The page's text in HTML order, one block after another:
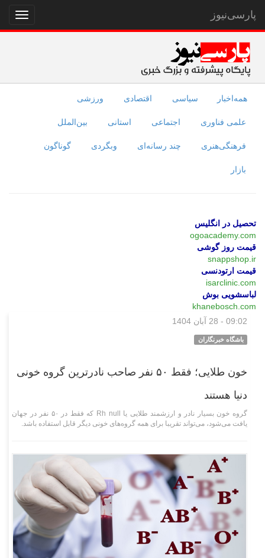
نمایش
منو
پارسی‌نیوز
همه‌اخبار سیاسی اقتصادی ورزشی
علمی فناوری اجتماعی استانی بین‌الملل
فرهنگی‌هنری چند رسانه‌ای وبگردی گوناگون
بازار
تحصیل در انگلیس
ogoacademy.com
قیمت روز گوشی
snappshop.ir
قیمت ارتودنسی
isarclinic.com
لباسشویی بوش
khanebosch.com
09:02 - 28 آبان 1404
باشگاه خبرنگاران
خون طلایی؛ فقط ۵۰ نفر صاحب نادرترین گروه خونی
دنیا هستند
گروه خون بسیار نادر و ارزشمند طلایی یا Rh null که فقط در ۵۰ نفر در جهان
یافت می‌شود، می‌تواند تقریبا برای همه گروه‌های خونی دیگر قابل استفاده باشد.